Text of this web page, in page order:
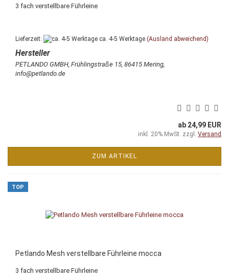
3 fach verstellbare Führleine
Lieferzeit: ca. 4-5 Werktage (Ausland abweichend)
PETLANDO GMBH, Frühlingstraße 15, 86415 Mering,
info@petlando.de
ab 24,99 EUR
inkl. 20% MwSt. zzgl. Versand
ZUM ARTIKEL
TOP
Petlando Mesh verstellbare Führleine mocca
3 fach verstellbare Führleine